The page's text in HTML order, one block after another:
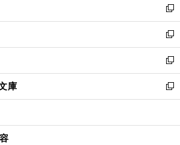
く
で
開
く
ド
ウ
で
開
く
ィ
ン
ド
ウ
で
開
く
い
ウ
ィ
ン
ド
ウ
で
開
新
し
い
ウ
ィ
ン
ド
ウ
開
新
し
い
ウ
ィ
ン
ウ
新
し
い
ウ
ン
庫
新
し
ウ